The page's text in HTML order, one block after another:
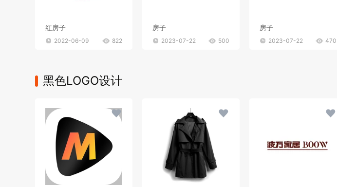
红房子
2022-06-09 822
房子
2023-07-22 500
房子
2023-07-22 470
黑色LOGO设计